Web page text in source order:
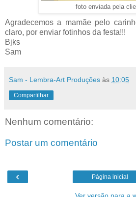
foto enviada pela
Agradecemos a mamãe pelo
claro, por enviar fotinhos da festa!!!
Bjks
Sam
Sam - Lembra-Art Produções às 10:05
Compartilhar
Nenhum comentário:
Postar um comentário
‹ Página inicial
Ver versão para a